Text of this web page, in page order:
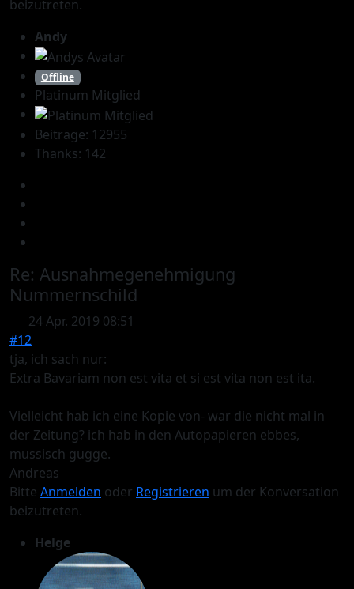
beizutreten.
Andy
Offline
Platinum Mitglied
Beiträge: 12955
Thanks: 142
Re: Ausnahmegenehmigung
Nummernschild
24 Apr. 2019 08:51
#12
tja, ich sach nur:
Extra Bavariam non est vita et si est vita non est ita.
Vielleicht hab ich eine Kopie von- war die nicht mal in
der Zeitung? ich hab in den Autopapieren ebbes,
mussisch gugge.
Andreas
Bitte Anmelden oder Registrieren um der Konversation
beizutreten.
Helge